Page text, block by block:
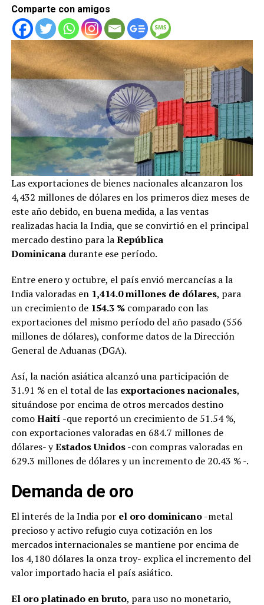
Comparte con amigos
Las exportaciones de bienes nacionales alcanzaron los
4,432 millones de dólares en los primeros diez meses de
este año debido, en buena medida, a las ventas
realizadas hacia la India, que se convirtió en el principal
mercado destino para laRepública
Dominicanadurante ese período.
Entre enero y octubre, el país envió mercancías a la
India valoradas en 1,414.0 millones de dólares, para
un crecimiento de154.3 %comparado con las
exportaciones del mismo período del año pasado (556
millones de dólares), conforme datos de la Dirección
General de Aduanas (DGA).
Así, la nación asiática alcanzó una participación de
31.91 % en el total de las exportaciones nacionales,
situándose por encima de otros mercados destino
comoHaití -que reportó un crecimiento de 51.54 %,
con exportaciones valoradas en 684.7 millones de
dólares- yEstados Unidos-con compras valoradas en
629.3 millones de dólares y un incremento de 20.43 % -.
Demanda de oro
El interés de la India porel oro dominicano-metal
precioso y activo refugio cuya cotización en los
mercados internacionales se mantiene por encima de
los 4,180 dólares la onza troy- explica el incremento del
valor importado hacia el país asiático.
El oro platinado en bruto, para uso no monetario,